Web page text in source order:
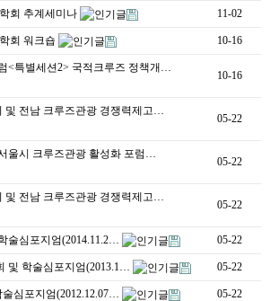
회 추계세미나 11-02
회 워크숍 10-16
<특별세션2> 국적크루즈 정책개…
10-16
및 전남 크루즈관광 경쟁력제고…
05-22
울시 크루즈관광 활성화 포럼…
05-22
및 전남 크루즈관광 경쟁력제고…
05-22
술심포지엄(2014.11.2… 05-22
및 학술심포지엄(2013.1… 05-22
심포지엄(2012.12.07… 05-22